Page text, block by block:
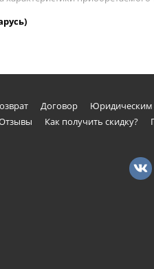
Договор Юридическим
Как получить скидку?